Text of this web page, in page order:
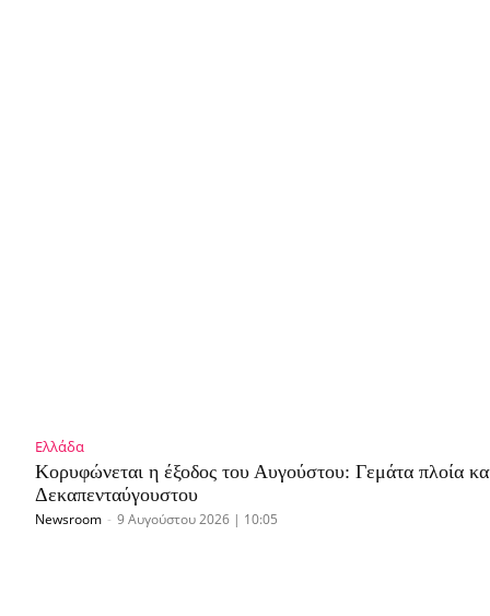
Ελλάδα
Κορυφώνεται η έξοδος του Αυγούστου: Γεμάτα πλοία
Δεκαπενταύγουστου
Newsroom - 9 Αυγούστου 2026 | 10:05